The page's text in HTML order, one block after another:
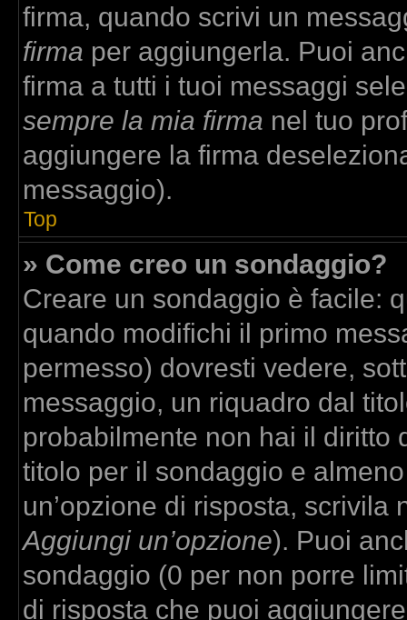
firma, quando scrivi un
firma per aggiungerla. Puoi
firma a tutti i tuoi messaggi
sempre la mia firma nel tuo
aggiungere la firma
messaggio).
Top
» Come creo un sondaggio?
Creare un sondaggio è facile:
quando modifichi il primo
permesso) dovresti vedere,
messaggio, un riquadro dal
probabilmente non hai il diritto
titolo per il sondaggio e
un’opzione di risposta, scrivila
Aggiungi un’opzione). Puoi
sondaggio (0 per non porre
di risposta che puoi